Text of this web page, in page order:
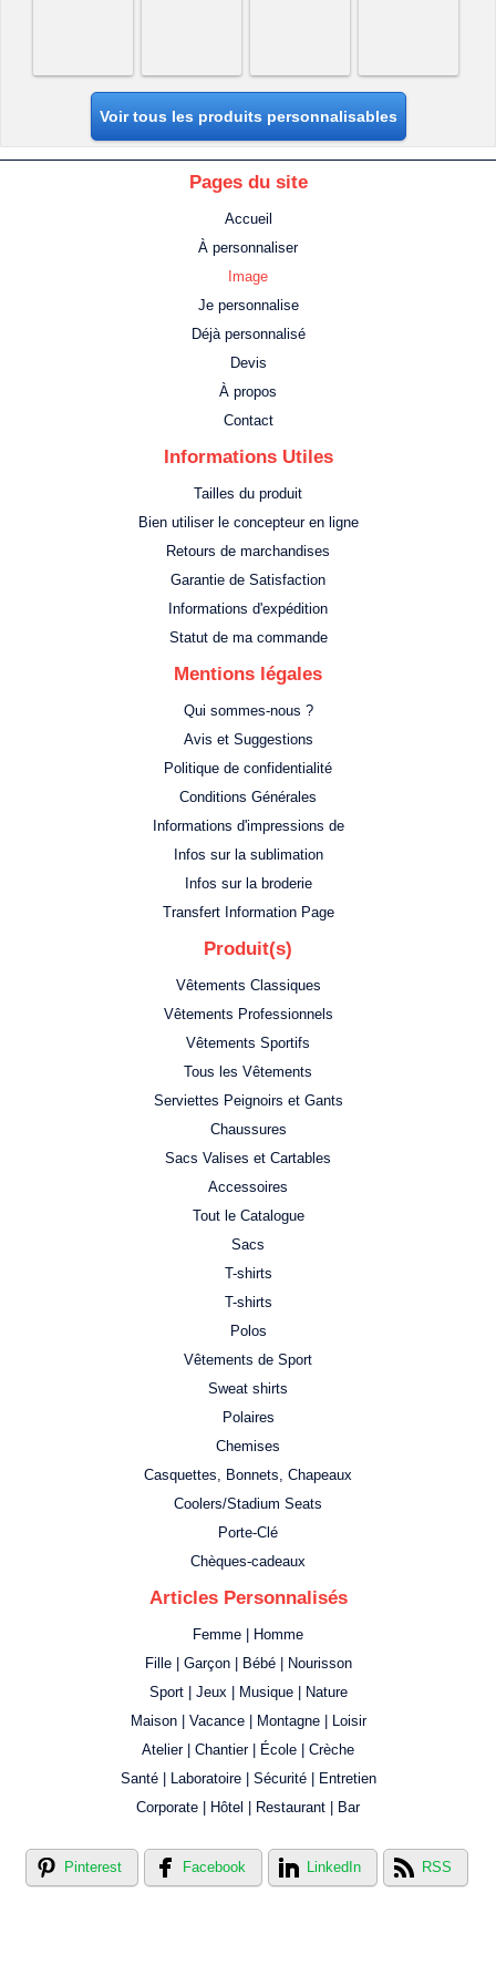
Voir tous les produits personnalisables
Pages du site
Accueil
À personnaliser
Image
Je personnalise
Déjà personnalisé
Devis
À propos
Contact
Informations Utiles
Tailles du produit
Bien utiliser le concepteur en ligne
Retours de marchandises
Garantie de Satisfaction
Informations d'expédition
Statut de ma commande
Mentions légales
Qui sommes-nous ?
Avis et Suggestions
Politique de confidentialité
Conditions Générales
Informations d'impressions de
Infos sur la sublimation
Infos sur la broderie
Transfert Information Page
Produit(s)
Vêtements Classiques
Vêtements Professionnels
Vêtements Sportifs
Tous les Vêtements
Serviettes Peignoirs et Gants
Chaussures
Sacs Valises et Cartables
Accessoires
Tout le Catalogue
Sacs
T-shirts
T-shirts
Polos
Vêtements de Sport
Sweat shirts
Polaires
Chemises
Casquettes, Bonnets, Chapeaux
Coolers/Stadium Seats
Porte-Clé
Chèques-cadeaux
Articles Personnalisés
Femme | Homme
Fille | Garçon | Bébé | Nourisson
Sport | Jeux | Musique | Nature
Maison | Vacance | Montagne | Loisir
Atelier | Chantier | École | Crèche
Santé | Laboratoire | Sécurité | Entretien
Corporate | Hôtel | Restaurant | Bar
Pinterest Facebook LinkedIn RSS